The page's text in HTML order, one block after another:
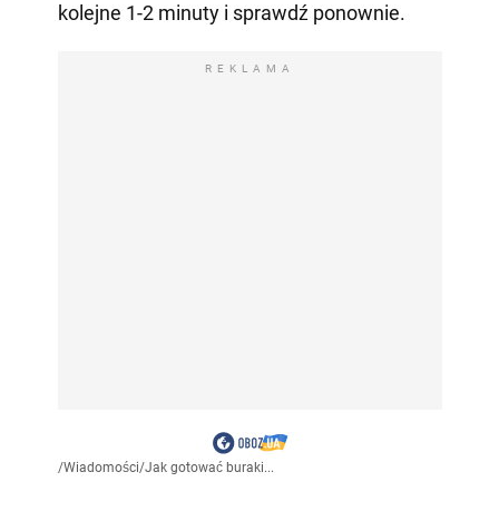
kolejne 1-2 minuty i sprawdź ponownie.
REKLAMA
/Wiadomości/Jak gotować buraki...